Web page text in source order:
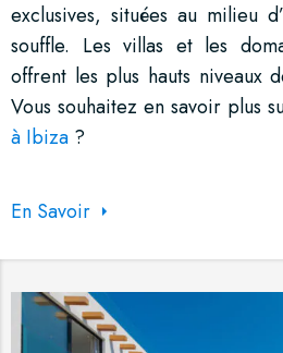
exclusives, situées au milieu
souffle. Les villas et les
offrent les plus hauts niveaux
Vous souhaitez en savoir plus
à Ibiza ?
En Savoir